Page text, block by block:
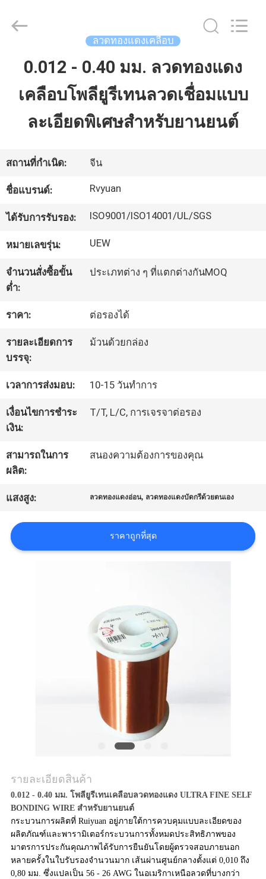
บ้าน
ผลิตภัณฑ์
วิดีโอ
คุณภาพ
ติดต่อ
เรา
ข่าว
Electric
Material
Reserved.
ลวดทองแดงเคลือบ
0.012 - 0.40 มม. ลวดทองแดง
เคลือบโพลียูรีเทนลวดเชื่อมแบบ
ละเอียดพิเศษสำหรับยานยนต์
สถานที่กำเนิด: จีน
ชื่อแบรนด์: Rvyuan
ได้รับการรับรอง: ISO9001/ISO14001/UL/SGS
หมายเลขรุ่น: UEW
จำนวนสั่งซื้อขั้น
ต่ำ:
ประเภทต่าง ๆ ที่แตกต่างกันMOQ
ราคา: ต่อรองได้
รายละเอียดการ
บรรจุ:
ม้วนด้วยกล่อง
เวลาการส่งมอบ: 10-15 วันทำการ
เงื่อนไขการชำระ
เงิน:
T/T, L/C, การเจรจาต่อรอง
สามารถในการ
ผลิต:
สนองความต้องการของคุณ
แสงสูง: ลวดทองแดงอ่อน, ลวดทองแดงบัดกรีด้วยตนเอง
ราคาถูกที่สุด
รายละเอียดสินค้า
0.012 - 0.40 มม. โพลียูรีเทนเคลือบลวดทองแดง ULTRA FINE SELF
BONDING WIRE สำหรับยานยนต์
กระบวนการผลิตที่ Ruiyuan อยู่ภายใต้การควบคุมแบบละเอียดของ
ผลิตภัณฑ์และพารามิเตอร์กระบวนการทั้งหมดประสิทธิภาพของ
มาตรการประกันคุณภาพได้รับการยืนยันโดยผู้ตรวจสอบภายนอก
หลายครั้งในใบรับรองจำนวนมาก เส้นผ่านศูนย์กลางตั้งแต่ 0,010 ถึง
0,80 มม. ซึ่งแปลเป็น 56 - 26 AWG ในอเมริกาเหนือลวดที่บางกว่า